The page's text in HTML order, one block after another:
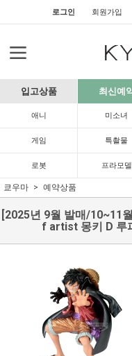
로그인 회원가입
입고상품 최신예
애니 미소녀
게임 특촬물
로봇 프라모델
쿄우마 예약상품
[2025년 9월 발매/10~11
f artist 몽키 D 루